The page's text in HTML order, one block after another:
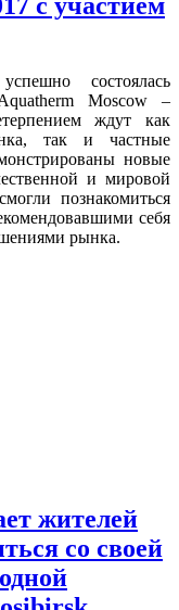
состоялась
Moscow –
ждут как
так и частные
новые
и мировой
познакомиться
себя
рынка.
жителей
со своей